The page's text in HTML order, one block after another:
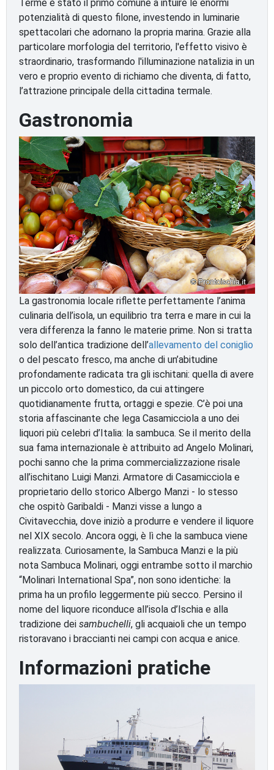
Terme è stato il primo comune a intuire le enormi
potenzialità di questo filone, investendo in luminarie
spettacolari che adornano la propria marina. Grazie alla
particolare morfologia del territorio, l'effetto visivo è
straordinario, trasformando l'illuminazione natalizia in un
vero e proprio evento di richiamo che diventa, di fatto,
l’attrazione principale della cittadina termale.
Gastronomia
La gastronomia locale riflette perfettamente l’anima
culinaria dell’isola, un equilibrio tra terra e mare in cui la
vera differenza la fanno le materie prime. Non si tratta
solo dell’antica tradizione dell’allevamento del coniglio
o del pescato fresco, ma anche di un’abitudine
profondamente radicata tra gli ischitani: quella di avere
un piccolo orto domestico, da cui attingere
quotidianamente frutta, ortaggi e spezie. C’è poi una
storia affascinante che lega Casamicciola a uno dei
liquori più celebri d’Italia: la sambuca. Se il merito della
sua fama internazionale è attribuito ad Angelo Molinari,
pochi sanno che la prima commercializzazione risale
all’ischitano Luigi Manzi. Armatore di Casamicciola e
proprietario dello storico Albergo Manzi - lo stesso
che ospitò Garibaldi - Manzi visse a lungo a
Civitavecchia, dove iniziò a produrre e vendere il liquore
nel XIX secolo. Ancora oggi, è lì che la sambuca viene
realizzata. Curiosamente, la Sambuca Manzi e la più
nota Sambuca Molinari, oggi entrambe sotto il marchio
“Molinari International Spa”, non sono identiche: la
prima ha un profilo leggermente più secco. Persino il
nome del liquore riconduce all’isola d’Ischia e alla
tradizione dei sambuchelli, gli acquaioli che un tempo
ristoravano i braccianti nei campi con acqua e anice.
Informazioni pratiche